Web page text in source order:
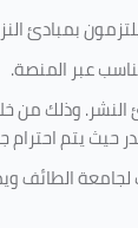
بمبادئ
عبر المنصة.
النشر. وذلك من
حيث يتم
لجامعة